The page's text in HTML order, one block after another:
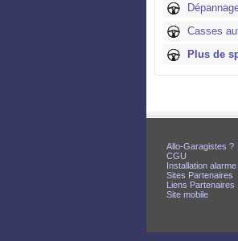
Casses
Plus de
Allo-Garagistes ?
CGU
Installation alarme
Sites Partenaires
Liens Partenaires
Site mobile